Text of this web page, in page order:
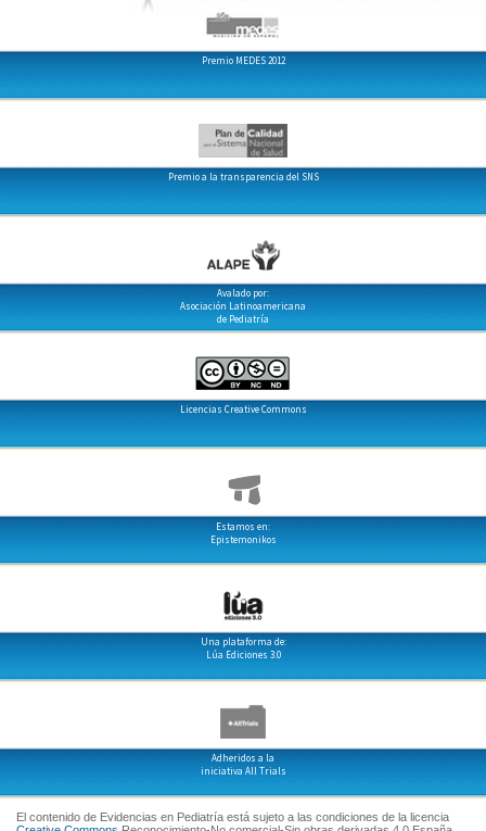
Premio MEDES 2012
Premio a la transparencia del SNS
Avalado por:
Asociación Latinoamericana
de Pediatría
Licencias Creative Commons
Estamos en:
Epistemonikos
Una plataforma de:
Lúa Ediciones 3.0
Adheridos a la
iniciativa All Trials
El contenido de Evidencias en Pediatría está sujeto a las condiciones de la licencia